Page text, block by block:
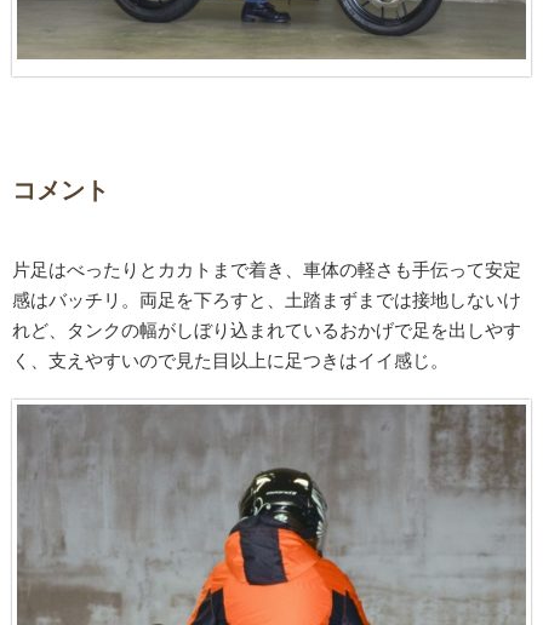
コメント
片足はべったりとカカトまで着き、車体の軽さも手伝って安定
感はバッチリ。両足を下ろすと、土踏まずまでは接地しないけ
れど、タンクの幅がしぼり込まれているおかげで足を出しやす
く、支えやすいので見た目以上に足つきはイイ感じ。